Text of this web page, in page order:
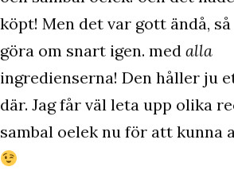
köpt! Men det var gott ändå,
göra om snart igen. med alla
ingredienserna! Den håller ju
där. Jag får väl leta upp olika
sambal oelek nu för att kunna